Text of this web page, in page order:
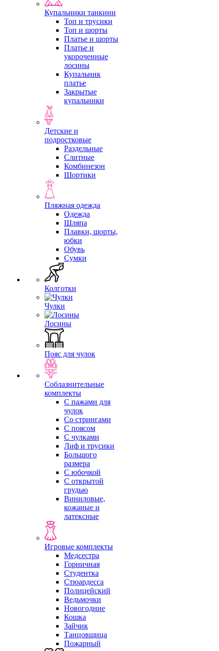
Купальники танкини
Топ и трусики
Топ и шорты
Платье и шорты
Платье и
укороченные
лосины
Купальник
платье
Закрытые
купальники
Детские и
подростковые
Раздельные
Слитные
Комбинезон
Шортики
Пляжная одежда
Одежда
Шляпа
Плавки, шорты,
юбки
Обувь
Сумки
Колготки
Чулки
Лосины
Пояс для чулок
Соблазнительные
комплекты
С пажами для
чулок
Со стрингами
С поясом
С чулками
Лиф и трусики
Большого
размера
С юбочкой
С открытой
грудью
Виниловые,
кожаные и
латексные
Игровые комплекты
Медсестра
Горничная
Студентка
Стюардесса
Полицейский
Ведьмочки
Новогодние
Кошка
Зайчик
Танцовщица
Пожарный